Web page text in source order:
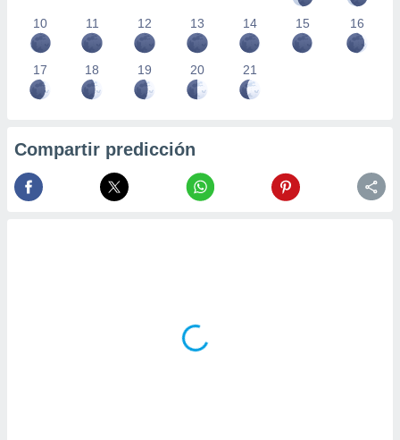
10 11 12 13 14 15 16
17 18 19 20 21
Compartir predicción